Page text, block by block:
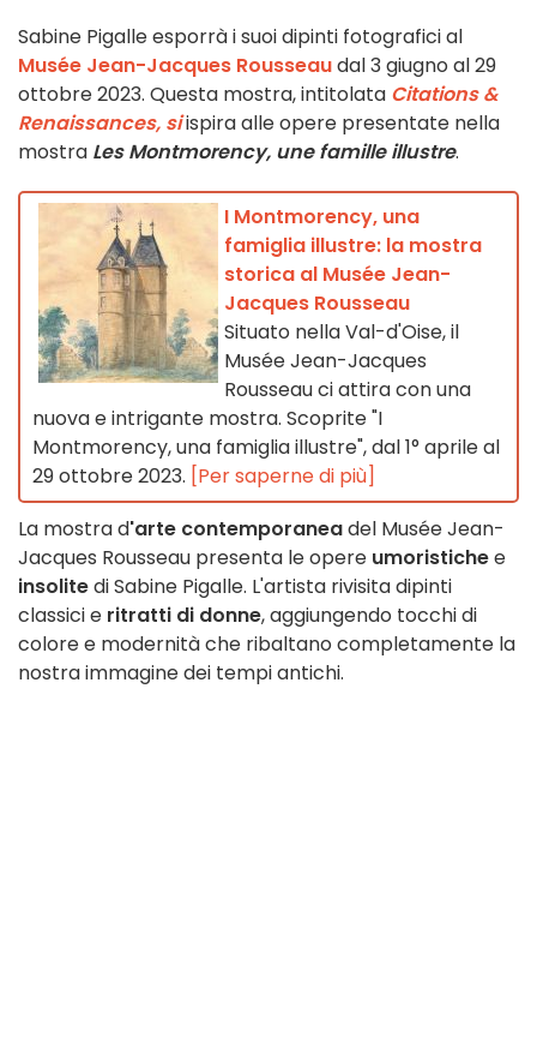
Sabine Pigalle esporrà i suoi dipinti fotografici al
Musée Jean-Jacques Rousseaudal 3 giugno al 29
ottobre 2023. Questa mostra, intitolata Citations &
Renaissances, siispira alle opere presentate nella
mostra Les Montmorency, une famille illustre.
I Montmorency, una
famiglia illustre: la mostra
storica al Musée Jean-
Jacques Rousseau
Situato nella Val-d'Oise, il
Musée Jean-Jacques
Rousseau ci attira con una
nuova e intrigante mostra. Scoprite "I
Montmorency, una famiglia illustre", dal 1° aprile al
29 ottobre 2023. [Per saperne di più]
La mostra d'arte contemporaneadel Musée Jean-
Jacques Rousseau presenta le opere umoristichee
insolitedi Sabine Pigalle. L'artista rivisita dipinti
classici e ritratti di donne, aggiungendo tocchi di
colore e modernità che ribaltano completamente la
nostra immagine dei tempi antichi.